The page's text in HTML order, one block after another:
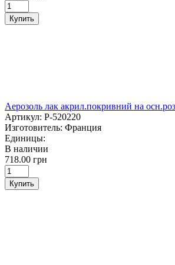
Купить
Аерозоль лак акрил.покривний на
Артикул: P-520220
Изготовитель: Франция
Единицы:
В наличии
718.00 грн
Купить